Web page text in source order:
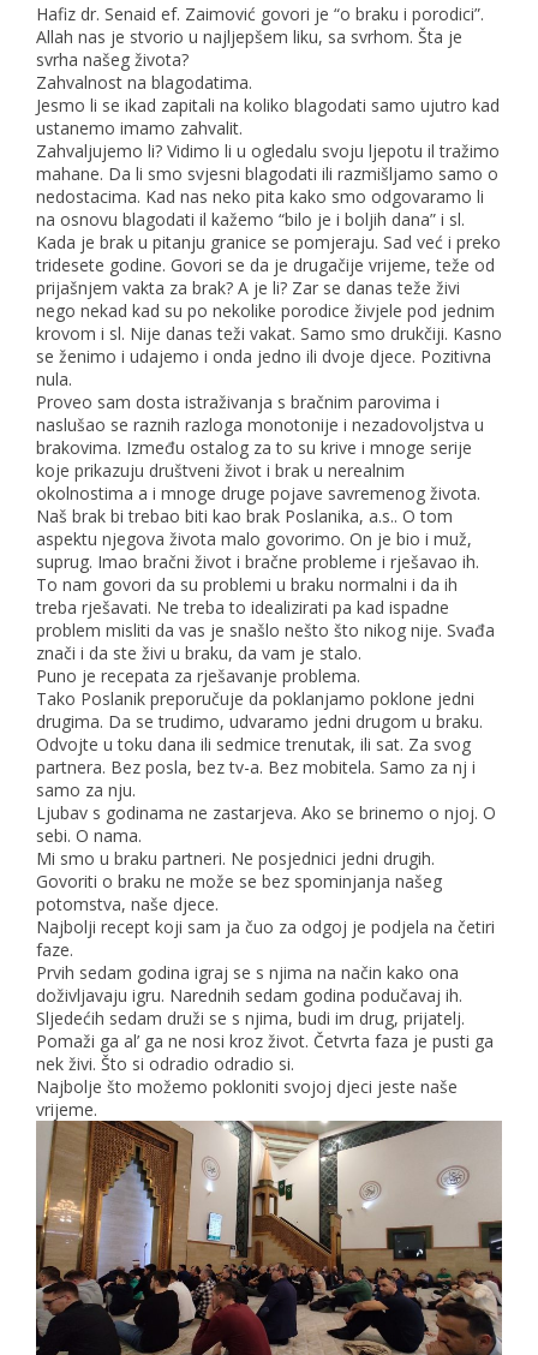
Hafiz dr. Senaid ef. Zaimović govori je “o braku i porodici”.
Allah nas je stvorio u najljepšem liku, sa svrhom. Šta je
svrha našeg života?
Zahvalnost na blagodatima.
Jesmo li se ikad zapitali na koliko blagodati samo ujutro kad
ustanemo imamo zahvalit.
Zahvaljujemo li? Vidimo li u ogledalu svoju ljepotu il tražimo
mahane. Da li smo svjesni blagodati ili razmišljamo samo o
nedostacima. Kad nas neko pita kako smo odgovaramo li
na osnovu blagodati il kažemo “bilo je i boljih dana” i sl.
Kada je brak u pitanju granice se pomjeraju. Sad već i preko
tridesete godine. Govori se da je drugačije vrijeme, teže od
prijašnjem vakta za brak? A je li? Zar se danas teže živi
nego nekad kad su po nekolike porodice živjele pod jednim
krovom i sl. Nije danas teži vakat. Samo smo drukčiji. Kasno
se ženimo i udajemo i onda jedno ili dvoje djece. Pozitivna
nula.
Proveo sam dosta istraživanja s bračnim parovima i
naslušao se raznih razloga monotonije i nezadovoljstva u
brakovima. Između ostalog za to su krive i mnoge serije
koje prikazuju društveni život i brak u nerealnim
okolnostima a i mnoge druge pojave savremenog života.
Naš brak bi trebao biti kao brak Poslanika, a.s.. O tom
aspektu njegova života malo govorimo. On je bio i muž,
suprug. Imao bračni život i bračne probleme i rješavao ih.
To nam govori da su problemi u braku normalni i da ih
treba rješavati. Ne treba to idealizirati pa kad ispadne
problem misliti da vas je snašlo nešto što nikog nije. Svađa
znači i da ste živi u braku, da vam je stalo.
Puno je recepata za rješavanje problema.
Tako Poslanik preporučuje da poklanjamo poklone jedni
drugima. Da se trudimo, udvaramo jedni drugom u braku.
Odvojte u toku dana ili sedmice trenutak, ili sat. Za svog
partnera. Bez posla, bez tv-a. Bez mobitela. Samo za nj i
samo za nju.
Ljubav s godinama ne zastarjeva. Ako se brinemo o njoj. O
sebi. O nama.
Mi smo u braku partneri. Ne posjednici jedni drugih.
Govoriti o braku ne može se bez spominjanja našeg
potomstva, naše djece.
Najbolji recept koji sam ja čuo za odgoj je podjela na četiri
faze.
Prvih sedam godina igraj se s njima na način kako ona
doživljavaju igru. Narednih sedam godina podučavaj ih.
Sljedećih sedam druži se s njima, budi im drug, prijatelj.
Pomaži ga al’ ga ne nosi kroz život. Četvrta faza je pusti ga
nek živi. Što si odradio odradio si.
Najbolje što možemo pokloniti svojoj djeci jeste naše
vrijeme.